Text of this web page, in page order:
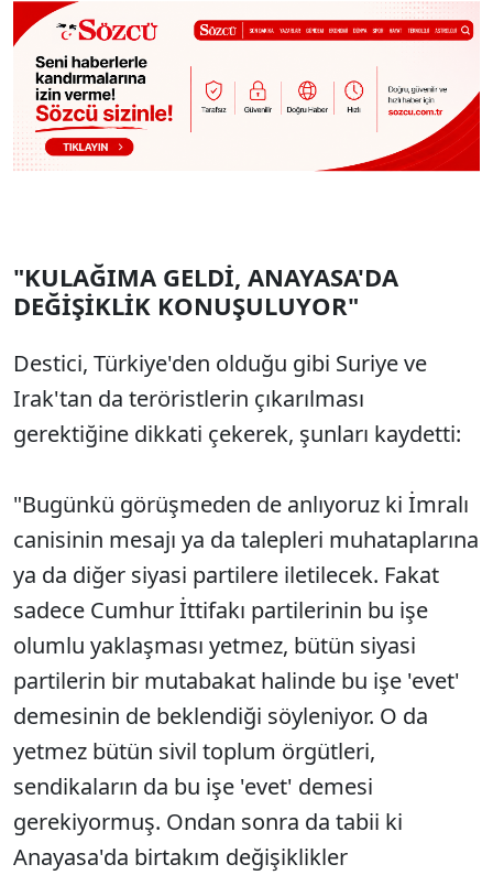
"KULAĞIMA GELDİ, ANAYASA'DA
DEĞİŞİKLİK KONUŞULUYOR"
Destici, Türkiye'den olduğu gibi Suriye ve
Irak'tan da teröristlerin çıkarılması
gerektiğine dikkati çekerek, şunları kaydetti:
"Bugünkü görüşmeden de anlıyoruz ki İmralı
canisinin mesajı ya da talepleri muhataplarına
ya da diğer siyasi partilere iletilecek. Fakat
sadece Cumhur İttifakı partilerinin bu işe
olumlu yaklaşması yetmez, bütün siyasi
partilerin bir mutabakat halinde bu işe 'evet'
demesinin de beklendiği söyleniyor. O da
yetmez bütün sivil toplum örgütleri,
sendikaların da bu işe 'evet' demesi
gerekiyormuş. Ondan sonra da tabii ki
Anayasa'da birtakım değişiklikler